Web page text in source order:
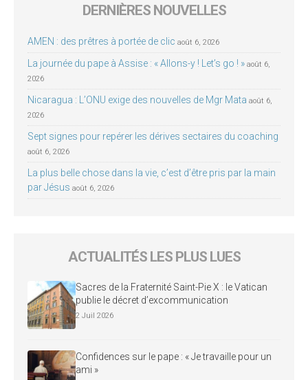
DERNIÈRES NOUVELLES
AMEN : des prêtres à portée de clic août 6, 2026
La journée du pape à Assise : « Allons-y ! Let’s go ! » août 6,
2026
Nicaragua : L’ONU exige des nouvelles de Mgr Mata août 6,
2026
Sept signes pour repérer les dérives sectaires du coaching
août 6, 2026
La plus belle chose dans la vie, c’est d’être pris par la main
par Jésus août 6, 2026
ACTUALITÉS LES PLUS LUES
Sacres de la Fraternité Saint-Pie X : le Vatican
publie le décret d’excommunication
2 Juil 2026
Confidences sur le pape : « Je travaille pour un
ami »